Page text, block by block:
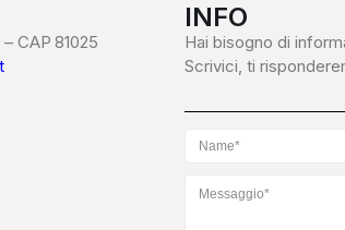
CAP 81025
INFO
Hai bisogno di
Scrivici, ti